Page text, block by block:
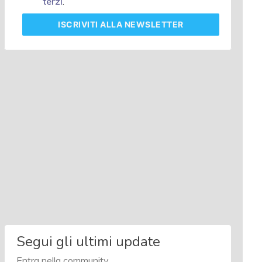
ISCRIVITIALLA NEWSLETTER
Segui gli ultimi update